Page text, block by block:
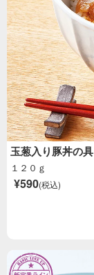
玉葱入り豚丼の具
１２０ｇ
¥590(税込)